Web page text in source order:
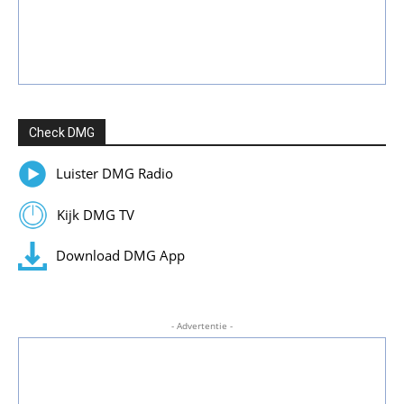
Check DMG
Luister DMG Radio
Kijk DMG TV
Download DMG App
- Advertentie -